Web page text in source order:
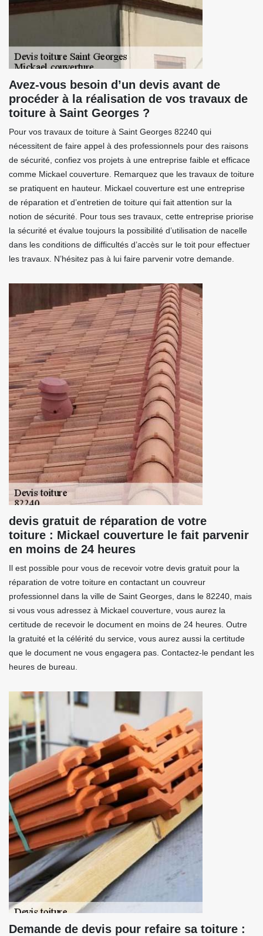
Avez-vous besoin d’un devis avant de
procéder à la réalisation de vos travaux de
toiture à Saint Georges ?
Pour vos travaux de toiture à Saint Georges 82240 qui
nécessitent de faire appel à des professionnels pour des raisons
de sécurité, confiez vos projets à une entreprise faible et efficace
comme Mickael couverture. Remarquez que les travaux de toiture
se pratiquent en hauteur. Mickael couverture est une entreprise
de réparation et d’entretien de toiture qui fait attention sur la
notion de sécurité. Pour tous ses travaux, cette entreprise priorise
la sécurité et évalue toujours la possibilité d’utilisation de nacelle
dans les conditions de difficultés d’accès sur le toit pour effectuer
les travaux. N’hésitez pas à lui faire parvenir votre demande.
devis gratuit de réparation de votre
toiture : Mickael couverture le fait parvenir
en moins de 24 heures
Il est possible pour vous de recevoir votre devis gratuit pour la
réparation de votre toiture en contactant un couvreur
professionnel dans la ville de Saint Georges, dans le 82240, mais
si vous vous adressez à Mickael couverture, vous aurez la
certitude de recevoir le document en moins de 24 heures. Outre
la gratuité et la célérité du service, vous aurez aussi la certitude
que le document ne vous engagera pas. Contactez-le pendant les
heures de bureau.
Demande de devis pour refaire sa toiture :